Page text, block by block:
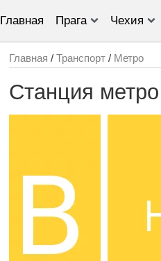
Главная Прага Чехия
Главная / Транспорт / Метро
Станция